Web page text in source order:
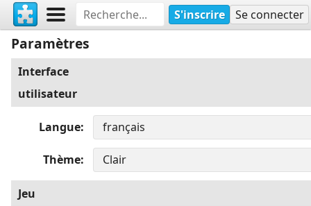
S'inscrire Se connecter
Paramètres
Interface
utilisateur
Langue
Thème
Jeu